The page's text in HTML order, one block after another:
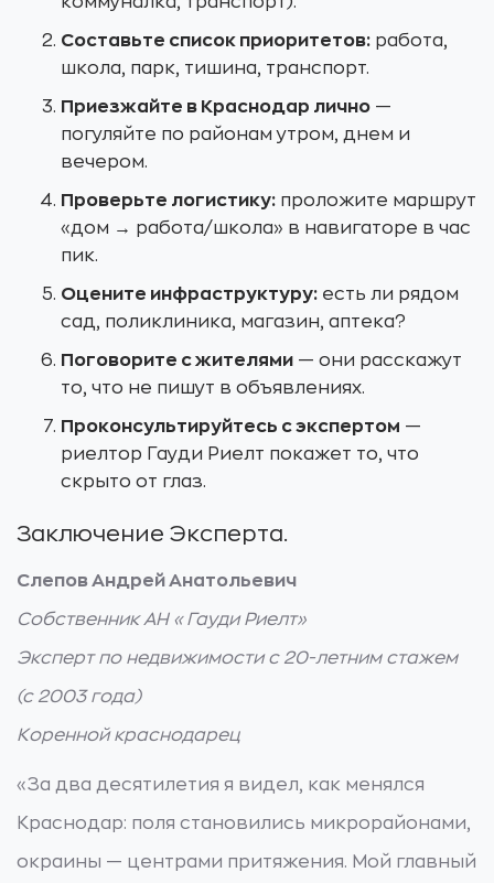
Составьте список приоритетов: работа,
школа, парк, тишина, транспорт.
Приезжайте в Краснодар лично —
погуляйте по районам утром, днем и
вечером.
Проверьте логистику: проложите маршрут
«дом → работа/школа» в навигаторе в час
пик.
Оцените инфраструктуру: есть ли рядом
сад, поликлиника, магазин, аптека?
Поговорите с жителями — они расскажут
то, что не пишут в объявлениях.
Проконсультируйтесь с экспертом —
риелтор Гауди Риелт покажет то, что
скрыто от глаз.
Заключение Эксперта.
Слепов Андрей Анатольевич
Собственник АН «Гауди Риелт»
Эксперт по недвижимости с 20-летним стажем
(с 2003 года)
Коренной краснодарец
«За два десятилетия я видел, как менялся
Краснодар: поля становились микрорайонами,
окраины — центрами притяжения. Мой главный